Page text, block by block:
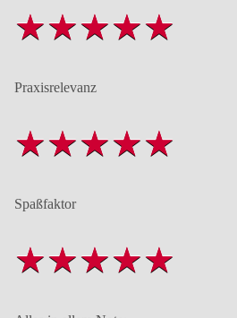
Praxisrelevanz
Spaßfaktor